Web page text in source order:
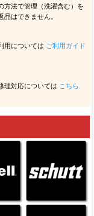
方法で管理（洗濯含む）を
はできません。
用については ご利用ガイド
理対応については こちら